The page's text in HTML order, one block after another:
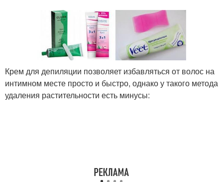
Крем для депиляции позволяет избавляться от волос на
интимном месте просто и быстро, однако у такого метода
удаления растительности есть минусы: